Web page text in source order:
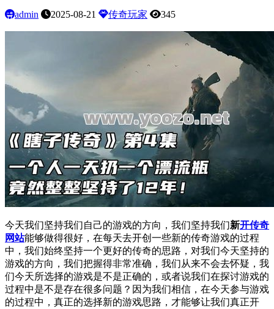
admin 2025-08-21 传奇玩家 345
今天我们坚持我们自己的游戏的方向，我们坚持我们新开传奇
网站能够做得很好，在每天去开创一些新的传奇游戏的过程
中，我们始终坚持一个更好的传奇的思路，对我们今天坚持的
游戏的方向，我们把握得非常准确，我们从来不会去怀疑，我
们今天所选择的游戏是不是正确的，或者说我们在探讨游戏的
过程中是不是存在很多问题？因为我们相信，在今天参与游戏
的过程中，真正的选择新的游戏思路，才能够让我们真正开